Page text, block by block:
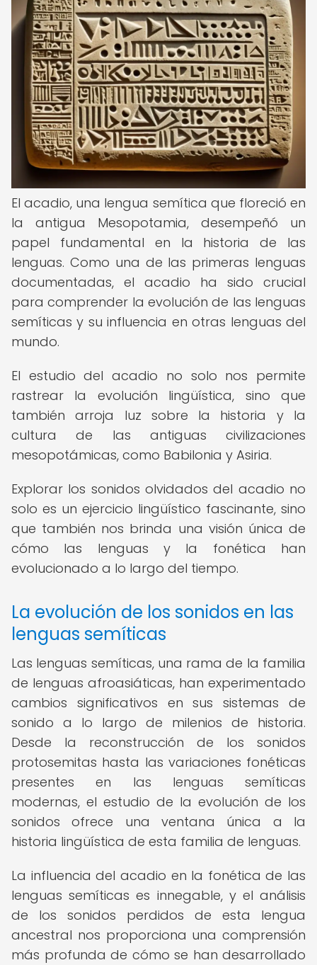
El acadio, una lengua semítica que floreció en
la antigua Mesopotamia, desempeñó un
papel fundamental en la historia de las
lenguas. Como una de las primeras lenguas
documentadas, el acadio ha sido crucial
para comprender la evolución de las lenguas
semíticas y su influencia en otras lenguas del
mundo.
El estudio del acadio no solo nos permite
rastrear la evolución lingüística, sino que
también arroja luz sobre la historia y la
cultura de las antiguas civilizaciones
mesopotámicas, como Babilonia y Asiria.
Explorar los sonidos olvidados del acadio no
solo es un ejercicio lingüístico fascinante, sino
que también nos brinda una visión única de
cómo las lenguas y la fonética han
evolucionado a lo largo del tiempo.
La evolución de los sonidos en las
lenguas semíticas
Las lenguas semíticas, una rama de la familia
de lenguas afroasiáticas, han experimentado
cambios significativos en sus sistemas de
sonido a lo largo de milenios de historia.
Desde la reconstrucción de los sonidos
protosemitas hasta las variaciones fonéticas
presentes en las lenguas semíticas
modernas, el estudio de la evolución de los
sonidos ofrece una ventana única a la
historia lingüística de esta familia de lenguas.
La influencia del acadio en la fonética de las
lenguas semíticas es innegable, y el análisis
de los sonidos perdidos de esta lengua
ancestral nos proporciona una comprensión
más profunda de cómo se han desarrollado